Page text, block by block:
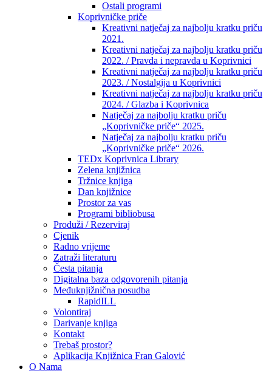
Ostali programi
Koprivničke priče
Kreativni natječaj za najbolju kratku priču
2021.
Kreativni natječaj za najbolju kratku priču
2022. / Pravda i nepravda u Koprivnici
Kreativni natječaj za najbolju kratku priču
2023. / Nostalgija u Koprivnici
Kreativni natječaj za najbolju kratku priču
2024. / Glazba i Koprivnica
Natječaj za najbolju kratku priču
„Koprivničke priče“ 2025.
Natječaj za najbolju kratku priču
„Koprivničke priče“ 2026.
TEDx Koprivnica Library
Zelena knjižnica
Tržnice knjiga
Dan knjižnice
Prostor za vas
Programi bibliobusa
Produži / Rezerviraj
Cjenik
Radno vrijeme
Zatraži literaturu
Česta pitanja
Digitalna baza odgovorenih pitanja
Međuknjižnična posudba
RapidILL
Volontiraj
Darivanje knjiga
Kontakt
Trebaš prostor?
Aplikacija Knjižnica Fran Galović
O Nama